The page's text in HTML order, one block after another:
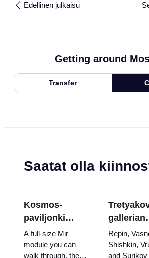
Edellinen julkaisu
Getting around
Transfer
Saatat olla
Kosmos-
paviljonki
VDNKh:ssa:
Venäjän suurin
A full-size Mir
module you can
walk through, the
gallerian
Repin,
Shishkin,
and